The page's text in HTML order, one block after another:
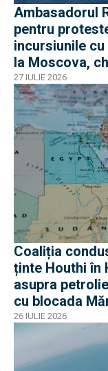
Ambasadorul
pentru
incursiunile
la Moscova,
27 IULIE 2026
Coaliția
ținte Houthi în
asupra
cu blocada
26 IULIE 2026